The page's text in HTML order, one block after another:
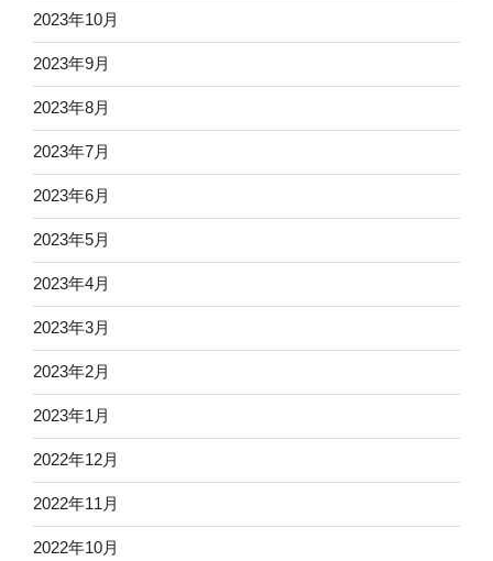
2023年10月
2023年9月
2023年8月
2023年7月
2023年6月
2023年5月
2023年4月
2023年3月
2023年2月
2023年1月
2022年12月
2022年11月
2022年10月